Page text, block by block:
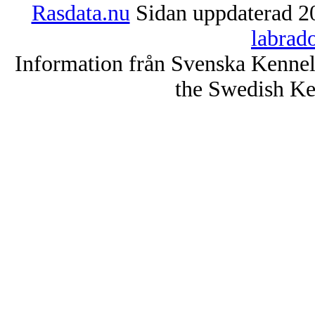
Rasdata.nuSidan uppdaterad
Information från Svenska
the Swedish